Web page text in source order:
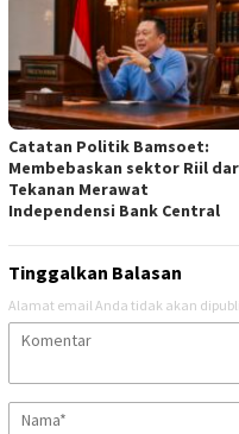
Catatan Politik Bamsoet:
Membebaskan sektor Riil
Tekanan Merawat
Independensi Bank Central
Tinggalkan Balasan
Alamat email Anda tidak akan